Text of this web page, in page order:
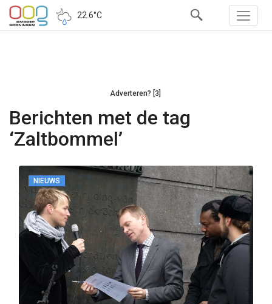
22.6°C
Adverteren? [3]
Berichten met de tag
‘Zaltbommel’
NIEUWS